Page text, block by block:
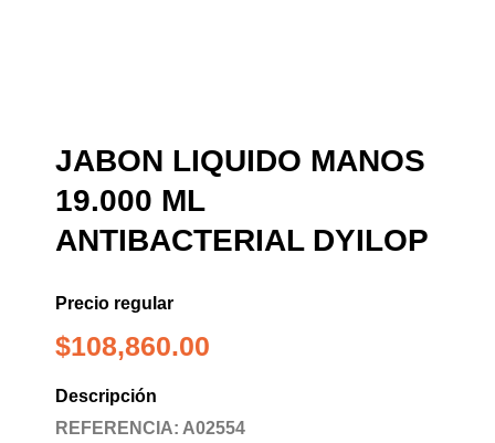
JABON LIQUIDO MANOS
19.000 ML
ANTIBACTERIAL DYILOP
Precio regular
$108,860.00
Descripción
REFERENCIA: A02554